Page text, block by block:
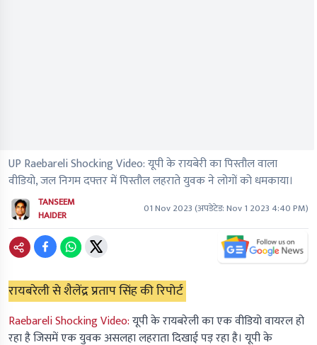
UP Raebareli Shocking Video: यूपी के रायबेरी का पिस्तौल वाला
वीडियो, जल निगम दफ्तर में पिस्तौल लहराते युवक ने लोगों को धमकाया।
TANSEEM
HAIDER
01 Nov 2023(अपडेटेड:Nov 1 2023 4:40 PM)
रायबरेली से शैलेंद्र प्रताप सिंह की रिपोर्ट
Raebareli Shocking Video:यूपी के रायबरेली का एक वीडियो वायरल हो
रहा है जिसमें एक युवक असलहा लहराता दिखाई पड़ रहा है। यूपी के